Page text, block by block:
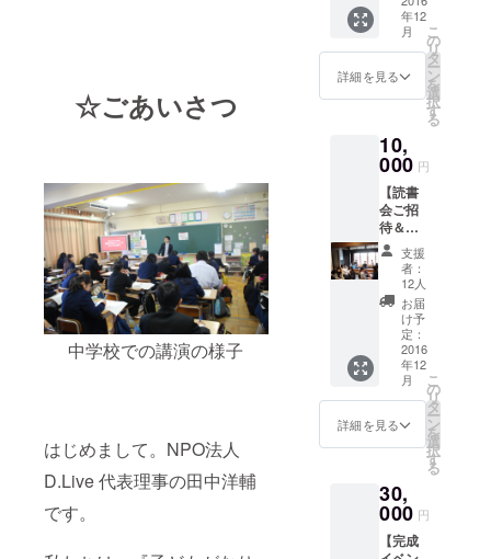
☆ごあいさつ
中学校での講演の様子
はじめまして。NPO法人
D.Live 代表理事の田中洋輔
です。
「社会を変
える仕事が
「自分のよ
でいる人を
助けたい」
と思い、政
治家やテレ
ビ局でイン
ターンを経
験。NPOの
仕事を知
り、大学卒
業前に任意
団体 D.Live
を立ち上げ
る。
人口が増え
で、地域の
交流が少な
いことを知
vol.2」
1冊 ・
ドライ
ブくん
ステッ
カー 3
年12
月
詳細を見る
こ
の
リ
タ
ー
ン
を
選
択
す
る
10,
000 円
【読書
会ご招
待＆白
書（5冊
まで）
＆ス
テッ
カー】
・白書
読書会
３人ま
で無料
ご招待
（2017
年1月頃
都・滋
賀で複
数回開
催） ・
支援
者：
12人
お届
け予
定：
2016
年12
月
詳細を見る
こ
の
リ
タ
ー
ン
を
選
択
す
る
30,
000 円
【完成